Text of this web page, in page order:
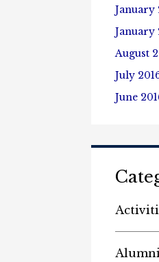
January
January
August
July
June